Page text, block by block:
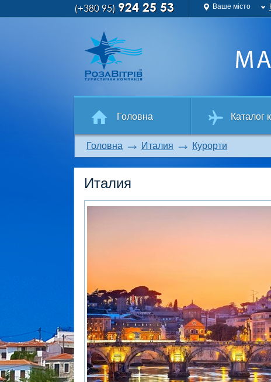
(+380 95) 924 25 53 Ваше місто
Головна Каталог
Головна Италия Курорти
Италия